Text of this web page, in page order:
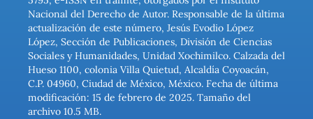
Nacional del Derecho de Autor. Responsable de la última
actualización de este número, Jesús Evodio López
López, Sección de Publicaciones, División de Ciencias
Sociales y Humanidades, Unidad Xochimilco. Calzada del
Hueso 1100, colonia Villa Quietud, Alcaldía Coyoacán,
C.P. 04960, Ciudad de México, México. Fecha de última
modificación: 15 de febrero de 2025. Tamaño del
archivo 10.5 MB.